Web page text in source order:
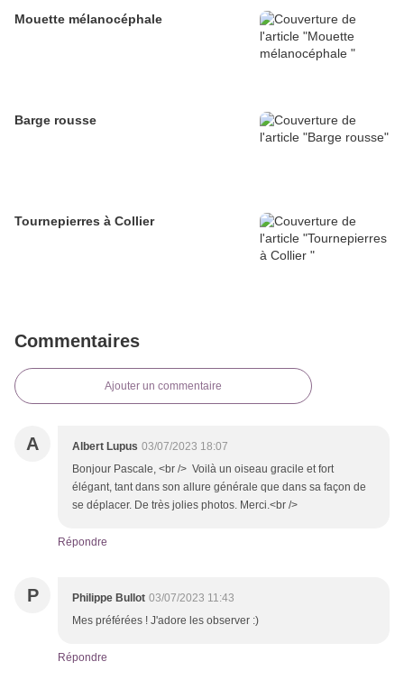
Mouette mélanocéphale
Barge rousse
Tournepierres à Collier
Commentaires
Ajouter un commentaire
A Albert Lupus 03/07/2023 18:07
Bonjour Pascale, <br /> Voilà un oiseau gracile et fort
élégant, tant dans son allure générale que dans sa façon de
se déplacer. De très jolies photos. Merci.<br />
Répondre
P Philippe Bullot 03/07/2023 11:43
Mes préférées ! J'adore les observer :)
Répondre